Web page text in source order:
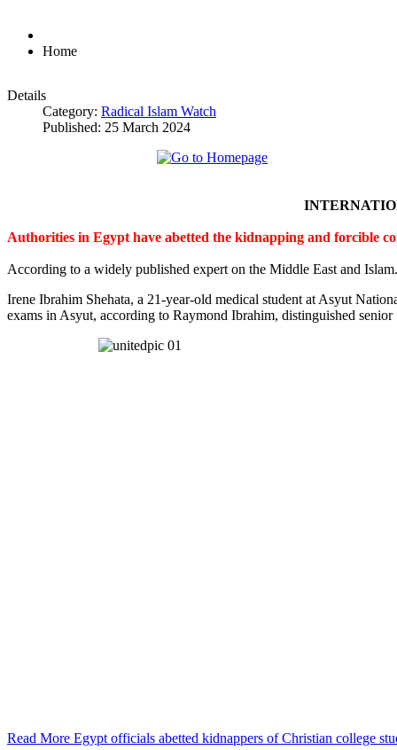
Home
Details
Category: Radical Islam Watch
Published: 25 March 2024
Authorities in Egypt have abetted the kidnapping and forcible
According to a widely published expert on the Middle East and Islam.
Irene Ibrahim Shehata, a 21-year-old medical student at Asyut
exams in Asyut, according to Raymond Ibrahim, distinguished
Read More Egypt officials abetted kidnappers of Christian college